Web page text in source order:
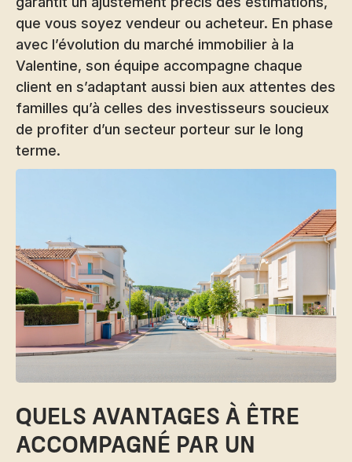
que vous soyez vendeur ou acheteur. En phase
avec l’évolution du marché immobilier à la
Valentine, son équipe accompagne chaque
client en s’adaptant aussi bien aux attentes des
familles qu’à celles des investisseurs soucieux
de profiter d’un secteur porteur sur le long
terme.
Quels avantages à être
accompagné par un